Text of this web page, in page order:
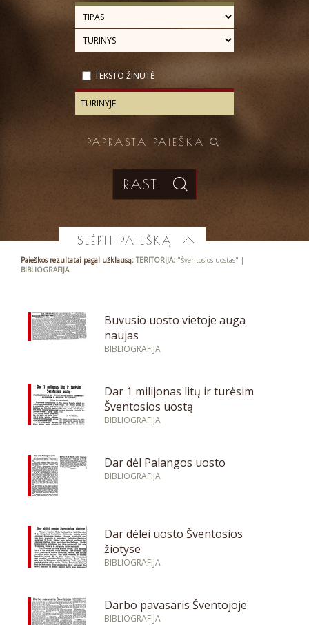
TEKSTO ŽINUTĖ
PAPRASTA PAIEŠKA
SLĖPTI PAIEŠKĄ
Paieškos rezultatai pagal užklausą: TERITORIJA: "Šventosios uostas" |
BIBLIOGRAFIJA
Buvusio uosto vietoje auga
naujas
BIBLIOGRAFIJA
Dar 1 milijonas litų ir turėsim
Šventosios uostą
BIBLIOGRAFIJA
Dar dėl Palangos uosto
BIBLIOGRAFIJA
Dar dėlei uosto Šventosios
žiotyse
BIBLIOGRAFIJA
Darbo pavasaris Šventojoje
BIBLIOGRAFIJA